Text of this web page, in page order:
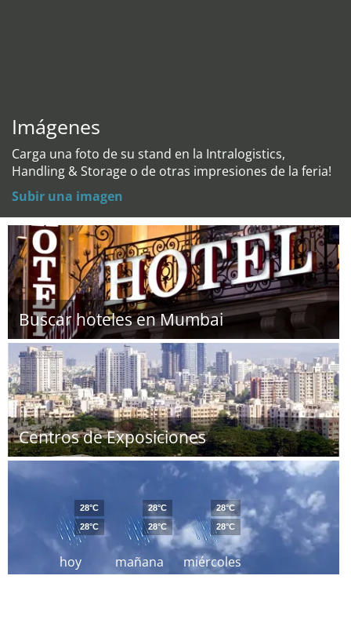
Imágenes
Carga una foto de su stand en la Intralogistics,
Handling & Storage o de otras impresiones de la feria!
Subir una imagen
Buscar hoteles en Mumbai
Centros de Exposiciones
hoy
28°C
28°C
mañana
28°C
28°C
miércoles
28°C
28°C